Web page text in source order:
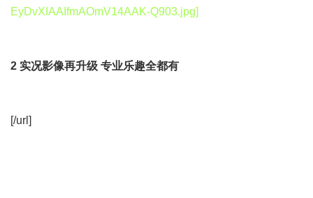
EyDvXIAAIfmAOmV14AAK-Q903.jpg]
2 实况影像再升级 专业乐趣全都有
[/url]